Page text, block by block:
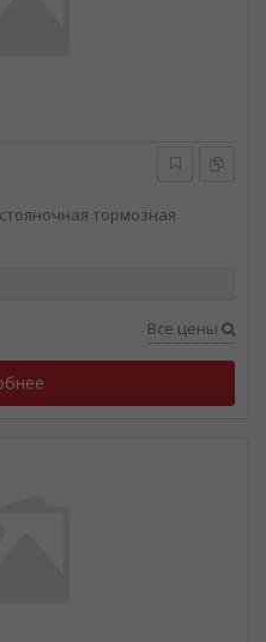
тормозная
Все цены